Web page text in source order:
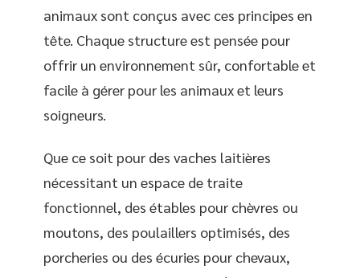
animaux sont conçus avec ces principes en
tête. Chaque structure est pensée pour
offrir un environnement sûr, confortable et
facile à gérer pour les animaux et leurs
soigneurs.
Que ce soit pour des vaches laitières
nécessitant un espace de traite
fonctionnel, des étables pour chèvres ou
moutons, des poulaillers optimisés, des
porcheries ou des écuries pour chevaux,